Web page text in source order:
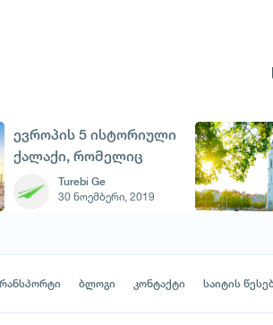
ევროპის 5 ისტორიული
ქალაქი, რომელიც
აუცილებლად უნდა
მოინახულოთ
Turebi Ge
30 ნოემბერი, 2019
ბლოგი კონტაქტი საიტის